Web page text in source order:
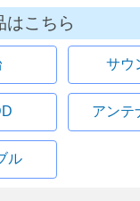
はこちら
サウ
アンテ
ル